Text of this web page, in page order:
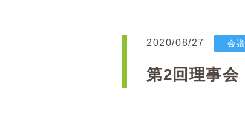
2020/08/27 会議
第2回理事会